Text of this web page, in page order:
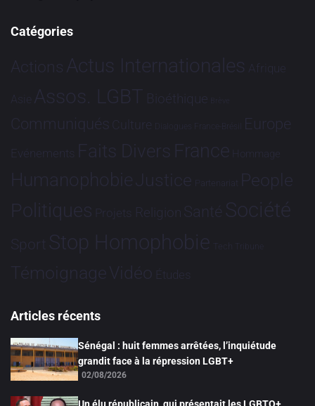
Catégories
Actions Actus Internationales Afrique
Asie Assos. LGBT Bioéthique Brève
Communiqués Culture Dialogues France-Brésil Europe
Evénements Faits Divers France Hommage
HumanophobieJustice Partenariat People
Politiques Projets Religion Santé Société
Sport Stop Homophobie Tech Tribune
TémoignageVidéo Études
Articles récents
Sénégal : huit femmes arrêtées, l’inquiétude
grandit face à la répression LGBT+
02/08/2026